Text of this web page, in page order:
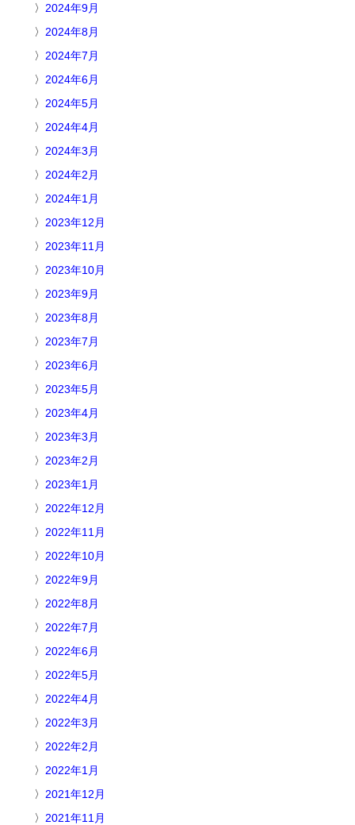
2024年9月
2024年8月
2024年7月
2024年6月
2024年5月
2024年4月
2024年3月
2024年2月
2024年1月
2023年12月
2023年11月
2023年10月
2023年9月
2023年8月
2023年7月
2023年6月
2023年5月
2023年4月
2023年3月
2023年2月
2023年1月
2022年12月
2022年11月
2022年10月
2022年9月
2022年8月
2022年7月
2022年6月
2022年5月
2022年4月
2022年3月
2022年2月
2022年1月
2021年12月
2021年11月